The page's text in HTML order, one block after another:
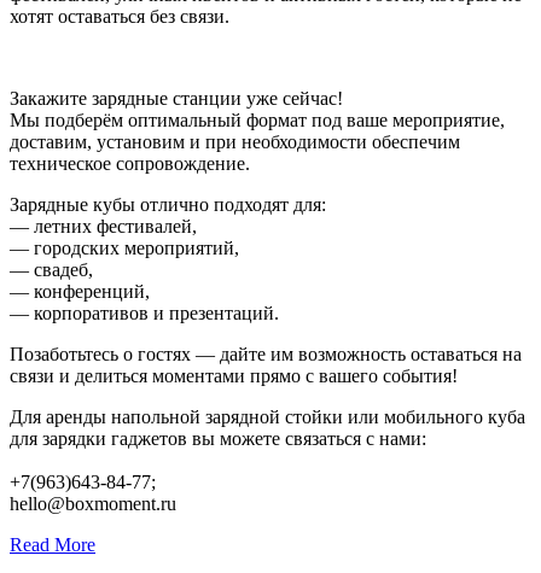
хотят оставаться без связи.
Закажите зарядные станции уже сейчас!
Мы подберём оптимальный формат под ваше мероприятие,
доставим, установим и при необходимости обеспечим
техническое сопровождение.
Зарядные кубы отлично подходят для:
— летних фестивалей,
— городских мероприятий,
— свадеб,
— конференций,
— корпоративов и презентаций.
Позаботьтесь о гостях — дайте им возможность оставаться на
связи и делиться моментами прямо с вашего события!
Для аренды напольной зарядной стойки или мобильного куба
для зарядки гаджетов вы можете связаться с нами:
+7(963)643-84-77;
hello@boxmoment.ru
Read More